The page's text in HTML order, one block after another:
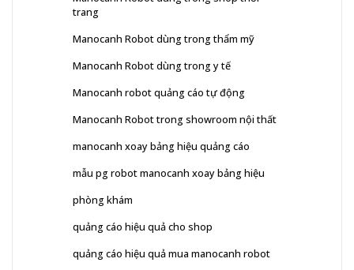
trang
Manocanh Robot dùng trong thẩm mỹ
Manocanh Robot dùng trong y tế
Manocanh robot quảng cáo tự động
Manocanh Robot trong showroom nội thất
manocanh xoay bảng hiệu quảng cáo
mẫu pg robot manocanh xoay bảng hiệu
phòng khám
quảng cáo hiệu quả cho shop
quảng cáo hiệu quả mua manocanh robot